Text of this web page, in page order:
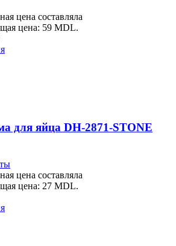
цена составляла
цена: 59 MDL.
для яйца DH-2871-STONE
цена составляла
цена: 27 MDL.